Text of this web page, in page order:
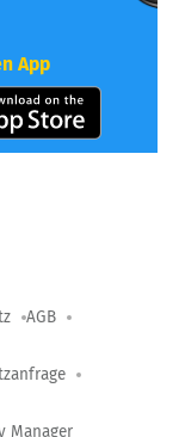
App
AGB
Manager